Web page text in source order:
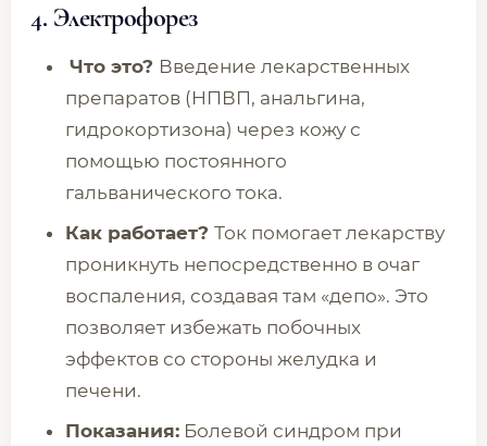
4. Электрофорез
Что это? Введение лекарственных
препаратов (НПВП, анальгина,
гидрокортизона) через кожу с
помощью постоянного
гальванического тока.
Как работает? Ток помогает лекарству
проникнуть непосредственно в очаг
воспаления, создавая там «депо». Это
позволяет избежать побочных
эффектов со стороны желудка и
печени.
Показания: Болевой синдром при